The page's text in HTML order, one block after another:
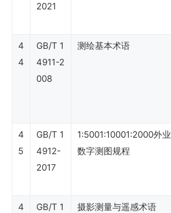
额）
2021
4
4
GB/T 1
4911-2
008
测绘基本术语
4
5
GB/T 1
4912-
2017
1:5001:10001:2000外业
数字测图规程
4
GB/T 1
摄影测量与遥感术语